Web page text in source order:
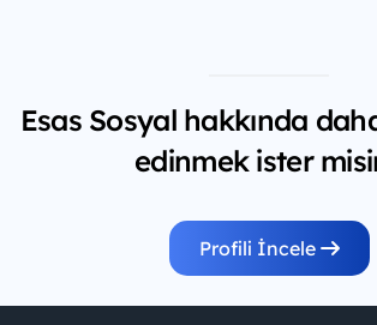
Esas Sosyal hakkında
edinmek ister
Profili İncele